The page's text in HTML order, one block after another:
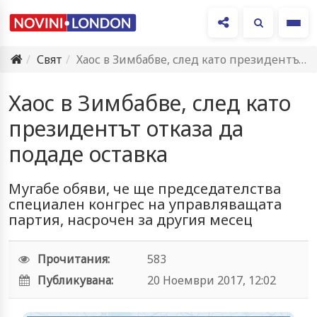
Свят
Хаос в Зимбабве, след като президентът отказа да подаде оставка
Хаос в Зимбабве, след като
президентът отказа да
подаде оставка
Мугабе обяви, че ще председателства
специален конгрес на управляващата
партия, насрочен за другия месец
Прочитания:
583
Публикувана:
20 Ноември 2017, 12:02